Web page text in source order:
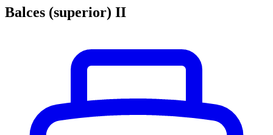
Balces (superior) II